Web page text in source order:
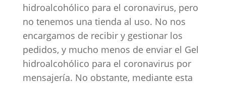
hidroalcohólico para el coronavirus, pero
no tenemos una tienda al uso. No nos
encargamos de recibir y gestionar los
pedidos, y mucho menos de enviar el Gel
hidroalcohólico para el coronavirus por
mensajería. No obstante, mediante esta